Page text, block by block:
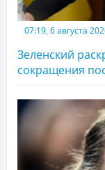
07:19, 6 августа
Зеленский
сокращения